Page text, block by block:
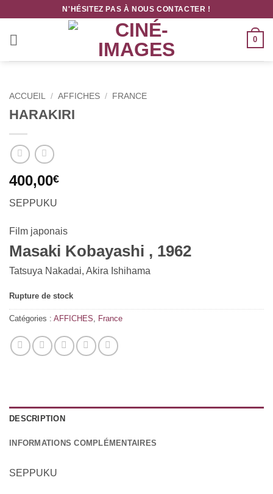
contenu
N'HÉSITEZ PAS À NOUS CONTACTER !
0
ACCUEIL / AFFICHES / FRANCE
HARAKIRI
400,00€
SEPPUKU
Film japonais
Masaki Kobayashi , 1962
Tatsuya Nakadai, Akira Ishihama
Rupture de stock
Catégories : AFFICHES France
DESCRIPTION
INFORMATIONS COMPLÉMENTAIRES
SEPPUKU